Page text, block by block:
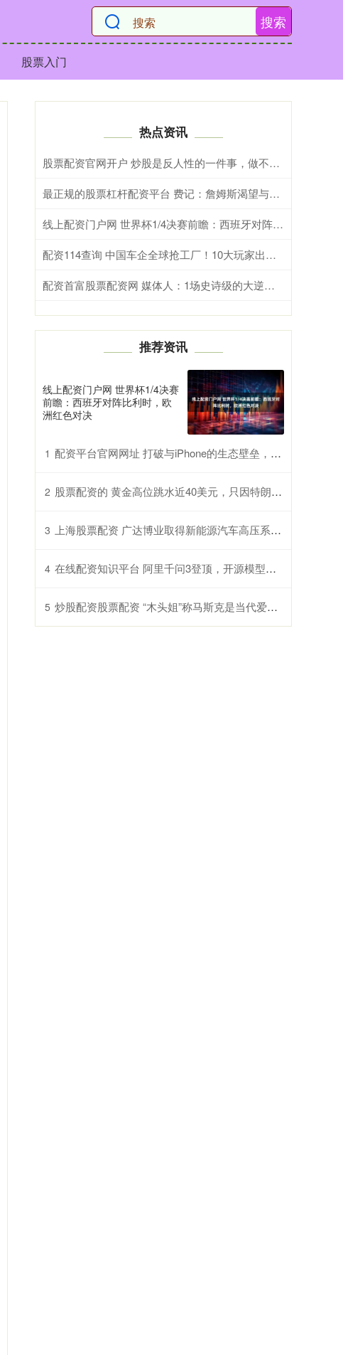
搜索
股票入门
热点资讯
股票配资官网开户 炒股是反人性的一件事，做不到就别谈盈利！
最正规的股票杠杆配资平台 费记：詹姆斯渴望与马克西联手 也喜欢76人的队史底蕴和热情球迷
线上配资门户网 世界杯1/4决赛前瞻：西班牙对阵比利时，欧洲红色对决
配资114查询 中国车企全球抢工厂！10大玩家出海攻势拉满，国产车大航海时代来了
配资首富股票配资网 媒体人：1场史诗级的大逆转 显得几十万刀的尼克斯门票极具性价比
推荐资讯
线上配资门户网 世界杯1/4决赛
前瞻：西班牙对阵比利时，欧
洲红色对决
1 配资平台官网网址 打破与iPhone的生态壁垒，vivo新品X200系列实现“双机流转”
2 股票配资的 黄金高位跳水近40美元，只因特朗普称无意解雇鲍威尔？
3 上海股票配资 广达博业取得新能源汽车高压系统实训台专利，可真实模拟高压系统的运行状况
4 在线配资知识平台 阿里千问3登顶，开源模型掀起产业智能化新浪潮｜甲子光年
5 炒股配资股票配资 “木头姐”称马斯克是当代爱迪生，特朗普股价五年内将达2600美元